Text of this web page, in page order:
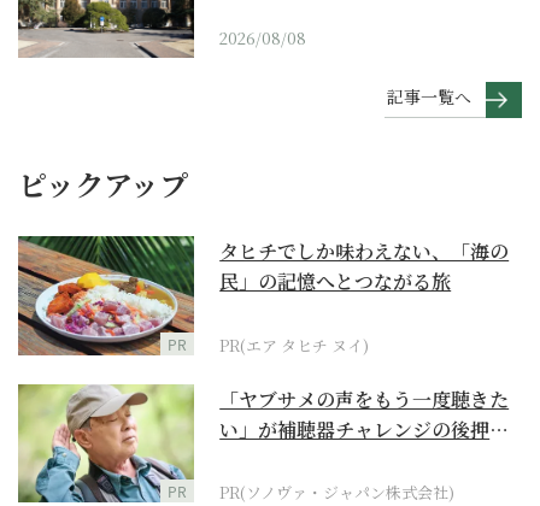
2026/08/08
記事一覧へ
ピックアップ
PR
タヒチでしか味わえない、「海の
民」の記憶へとつながる旅
PR(エア タヒチ ヌイ)
PR
「ヤブサメの声をもう一度聴きた
い」が補聴器チャレンジの後押し
PR(ソノヴァ・ジャパン株式会社)